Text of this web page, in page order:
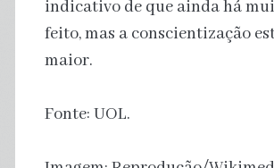
indicativo de que ainda há
feito, mas a conscientização
maior.
Fonte: UOL.